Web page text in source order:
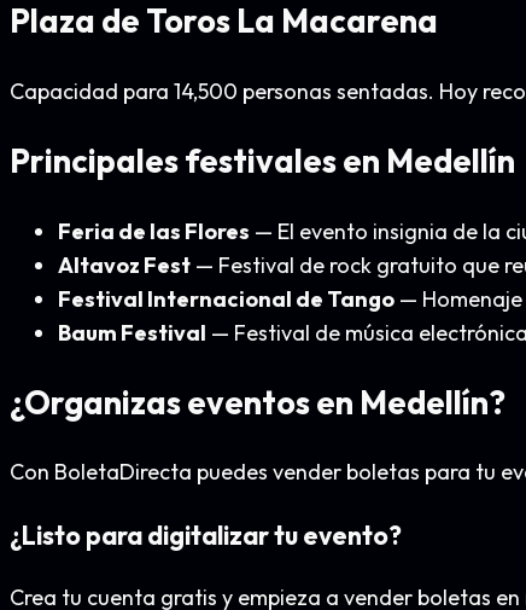
Plaza de Toros La Macarena
Capacidad para 14,500 personas sentadas. Hoy
Principales festivales en Medellín
Feria de las Flores — El evento insignia de la
Altavoz Fest — Festival de rock gratuito que
Festival Internacional de Tango —
Baum Festival — Festival de música
¿Organizas eventos en Medellín?
Con BoletaDirecta puedes vender boletas para tu
¿Listo para digitalizar tu evento?
Crea tu cuenta gratis y empieza a vender boletas